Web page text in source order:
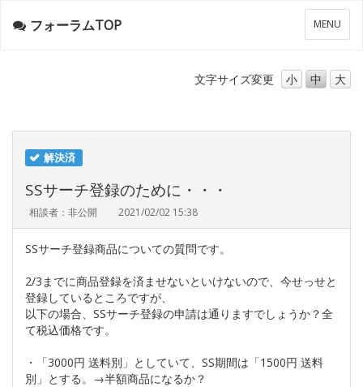
メ
ニ
ー
MENU
フォーラムTOP
文字サイズ変更 小 中 大
解決済
SSサーチ登録のために・・・
相談者：非公開 2021/02/02 15:38
SSサーチ登録商品についての質問です。
2/3までに商品登録を済ませないといけないので、今せっせと
登録しているところですが、
以下の場合、SSサーチ登録の申請は通りますでしょうか？全
て税込価格です。
・「3000円 送料別」としていて、SS期間は「1500円 送料
別」とする。→半額商品になるか？